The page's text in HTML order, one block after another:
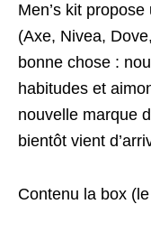
Men’s kit
(Axe, Nivea,
bonne chose :
habitudes et
nouvelle marque
bientôt vient
Contenu la box (le